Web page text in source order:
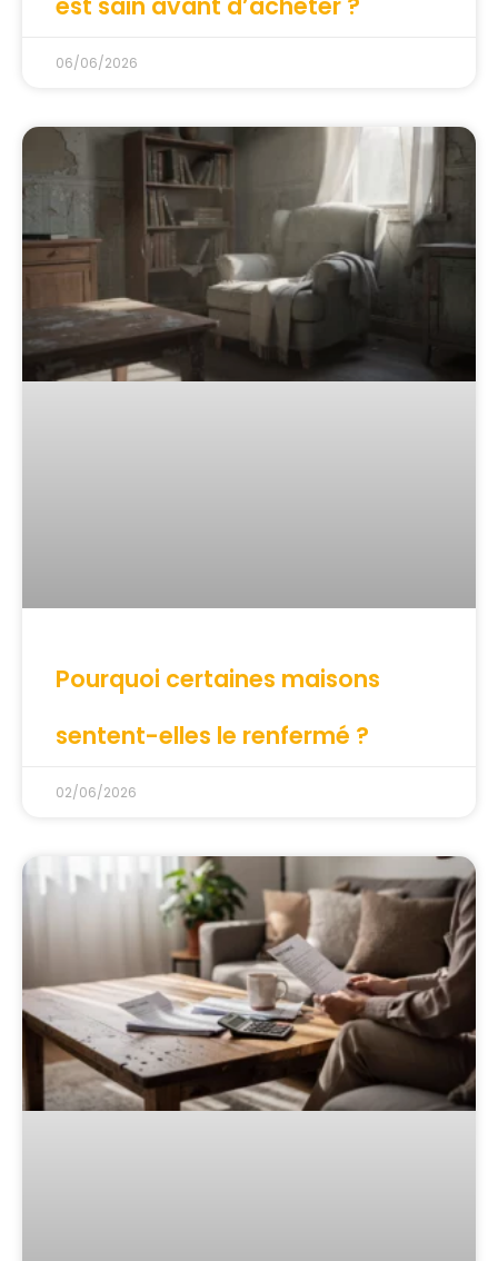
06/06/2026
Pourquoi certaines maisons
sentent-elles le renfermé ?
02/06/2026